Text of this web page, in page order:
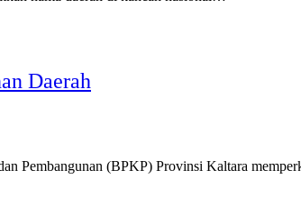
Daerah
Pembangunan (BPKP) Provinsi Kaltara